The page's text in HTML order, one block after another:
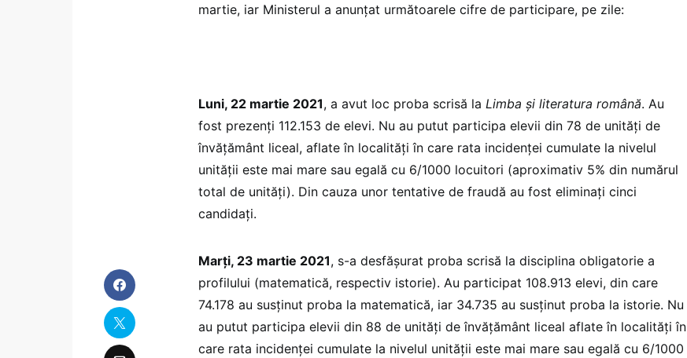
martie, iar Ministerul a anunțat următoarele cifre de participare, pe zile:
Luni, 22 martie 2021, a avut loc proba scrisă la Limba și literatura română. Au
fost prezenți 112.153 de elevi. Nu au putut participa elevii din 78 de unități de
învățământ liceal, aflate în localități în care rata incidenței cumulate la nivelul
unității este mai mare sau egală cu 6/1000 locuitori (aproximativ 5% din numărul
total de unități). Din cauza unor tentative de fraudă au fost eliminați cinci
candidați.
Marți, 23 martie 2021, s-a desfășurat proba scrisă la disciplina obligatorie a
profilului (matematică, respectiv istorie). Au participat 108.913 elevi, din care
74.178 au susținut proba la matematică, iar 34.735 au susținut proba la istorie. Nu
au putut participa elevii din 88 de unități de învățământ liceal aflate în localități în
care rata incidenței cumulate la nivelul unității este mai mare sau egală cu 6/1000